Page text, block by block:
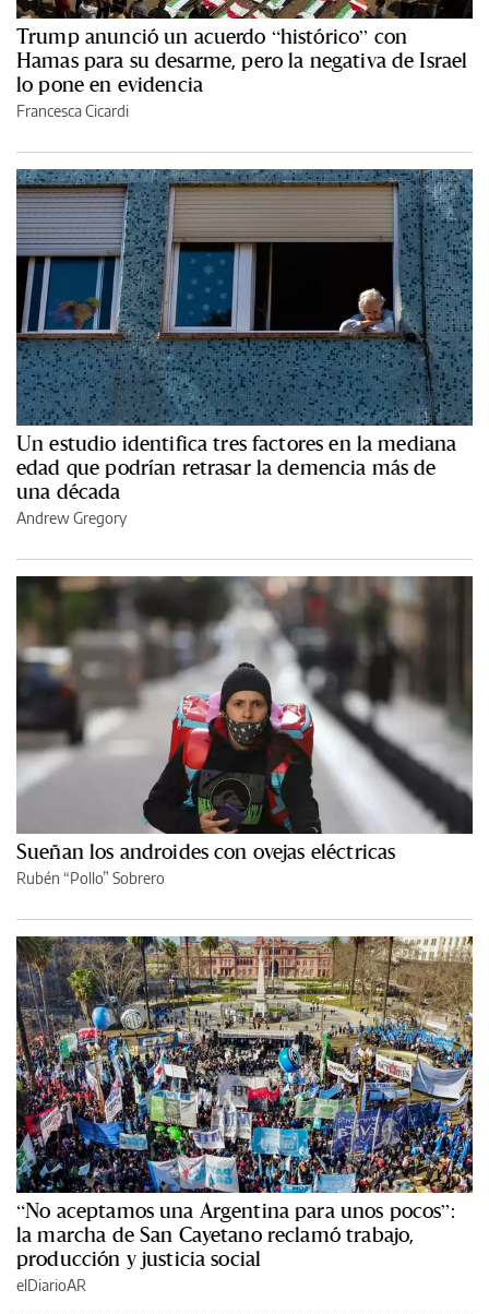
Trump anunció un acuerdo “histórico” con
Hamas para su desarme, pero la negativa de Israel
lo pone en evidencia
Francesca Cicardi
Un estudio identifica tres factores en la mediana
edad que podrían retrasar la demencia más de
una década
Andrew Gregory
Sueñan los androides con ovejas eléctricas
Rubén “Pollo” Sobrero
“No aceptamos una Argentina para unos pocos”:
la marcha de San Cayetano reclamó trabajo,
producción y justicia social
elDiarioAR